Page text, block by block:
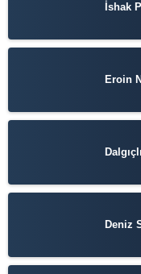
İshak
Eroin
Deniz